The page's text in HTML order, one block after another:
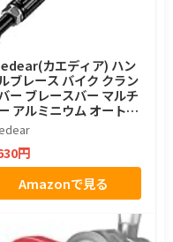
カエディア) ハン
ブレース バイク クラン
ー ブレースバー マルチ
アルミニウム オートバ
HB2 (ブラック)
円
Amazonで見る